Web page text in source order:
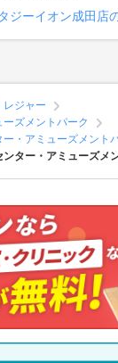
ジーイオン成田店
レジャー
ズメントパーク
・アミューズメント
ター・アミューズメ